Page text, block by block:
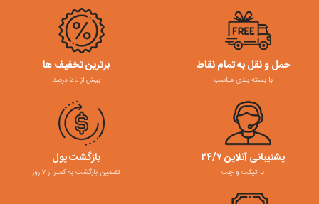
حمل و نقل به تمام نقاط
با بسته بندی مناسب
برترین تخفیف ها
بیش از 20 درصد
پشتیبانی آنلاین ۲۴/۷
با تیکت و چت
بازگشت پول
تضمین بازگشت به کمتر از ۷ روز